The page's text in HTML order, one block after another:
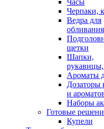
Часы
Черпаки,
Ведра для
обливания
щетки
Шапки,
Ароматы
Дозаторы
и
Наборы
Готовые
Купели